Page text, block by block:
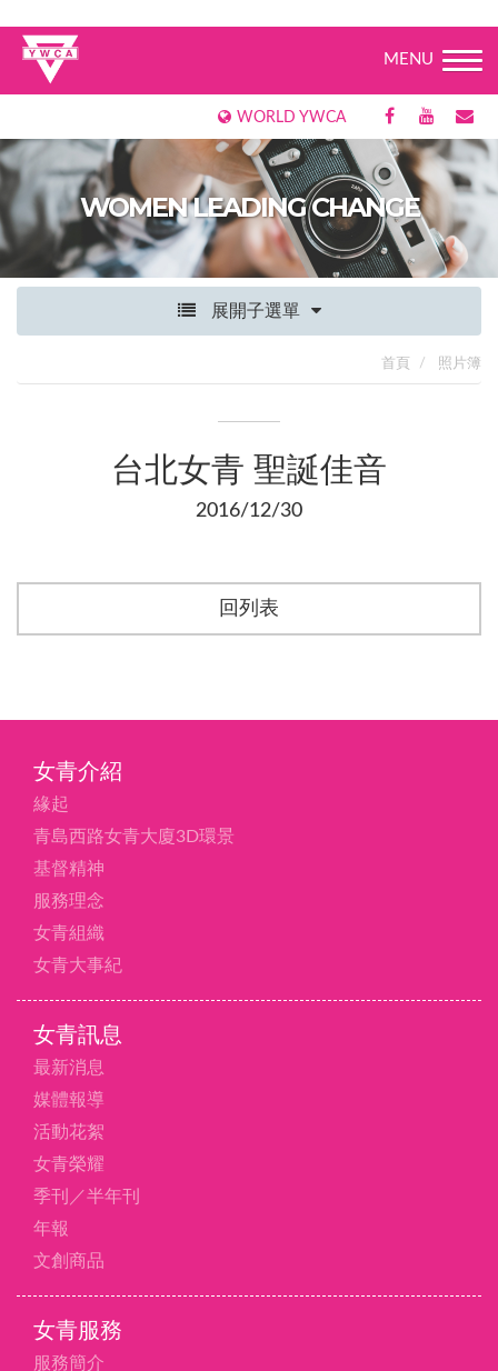
MENU
WORLD YWCA
WOMEN LEADING CHANGE
展開子選單
首頁 照片簿
台北女青 聖誕佳音
2016/12/30
回列表
女青介紹
緣起
青島西路女青大廈3D環景
基督精神
服務理念
女青組織
女青大事紀
女青訊息
最新消息
媒體報導
活動花絮
女青榮耀
季刊／半年刊
年報
文創商品
女青服務
服務簡介